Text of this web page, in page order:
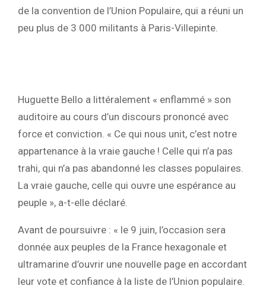
de la convention de l’Union Populaire, qui a réuni un
peu plus de 3 000 militants à Paris-Villepinte.
Huguette Bello a littéralement « enflammé » son
auditoire au cours d’un discours prononcé avec
force et conviction. « Ce qui nous unit, c’est notre
appartenance à la vraie gauche ! Celle qui n’a pas
trahi, qui n’a pas abandonné les classes populaires.
La vraie gauche, celle qui ouvre une espérance au
peuple », a-t-elle déclaré.
Avant de poursuivre : « le 9 juin, l’occasion sera
donnée aux peuples de la France hexagonale et
ultramarine d’ouvrir une nouvelle page en accordant
leur vote et confiance à la liste de l’Union populaire.